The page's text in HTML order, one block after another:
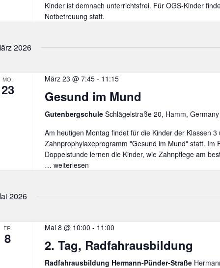
Kinder ist demnach unterrichtsfrei. Für OGS-Kinder
Notbetreuung statt.
2026
MO.
23
März 23 @ 7:45- 11:15
Gesund im Mund
Gutenbergschule Schlägelstraße 20, Hamm, Germany
Am heutigen Montag findet für die Kinder der Klassen 3
Zahnprophylaxeprogramm "Gesund im Mund" statt. Im
Doppelstunde lernen die Kinder, wie Zahnpflege am
… Gesund
weiterlesen
2026
FR.
8
Mai 8 @ 10:00 - 11:00
2. Tag, Radfahrausbildung
Radfahrausbildung Hermann-Pünder-Straße